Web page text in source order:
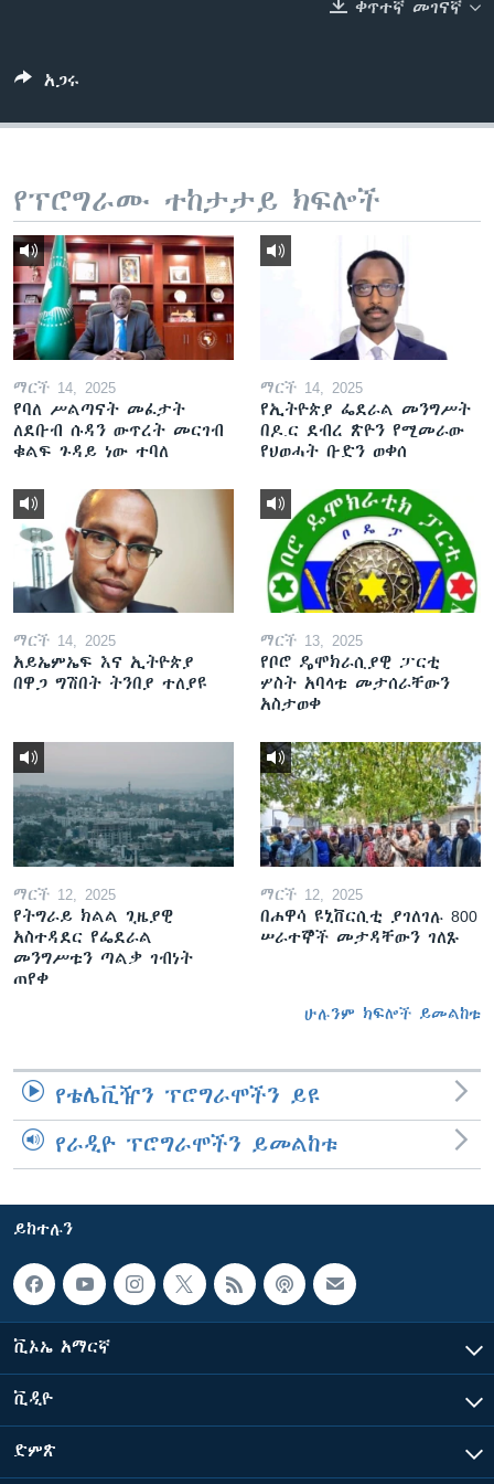
ቋንቋዎች
ቀጥተኛ መገናኛ
አጋሩ
የፕሮግራሙ ተከታታይ ክፍሎች
ማርች 14, 2025
የባለ ሥልጣናት መፈታት
ለደቡብ ሱዳን ውጥረት መርገብ
ቁልፍ ጉዳይ ነው ተባለ
ማርች 14, 2025
የኢትዮጵያ ፌደራል መንግሥት
በዶ.ር ደብረ ጽዮን የሚመራው
የህወሓት ቡድን ወቀሰ
ማርች 14, 2025
አይኤምኤፍ እና ኢትዮጵያ
በዋጋ ግሽበት ትንበያ ተለያዩ
ማርች 13, 2025
የቦሮ ዴሞክራሲያዊ ፓርቲ
ሦስት አባላቱ መታሰራቸውን
አስታወቀ
ማርች 12, 2025
የትግራይ ክልል ጊዜያዊ
አስተዳደር የፌደራል
መንግሥቱን ጣልቃ ገብነት
ጠየቀ
ማርች 12, 2025
በሐዋሳ ዩኒቨርሲቲ ያገለገሉ 800
ሠራተኞች መታዳቸውን ገለጹ
ሁሉንም ክፍሎች ይመልከቱ
የቴሌቪዥን ፕሮግራሞችን ይዩ
የራዲዮ ፕሮግራሞችን ይመልከቱ
ይከተሉን
ቪኦኤ አማርኛ
ቪዲዮ
ድምጽ